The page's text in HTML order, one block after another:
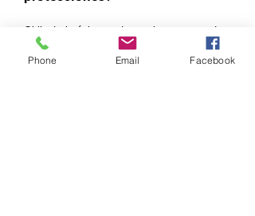
Obligatorio únicamente es el
casco, guantes y
botas de enduro o trail, aunque si es
Phone Email Facebook